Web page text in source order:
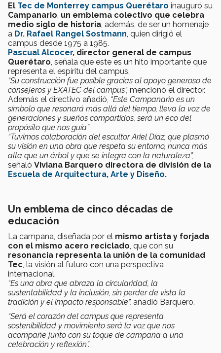
El Tec de Monterrey campus Querétaro inauguró su
Campanario un emblema colectivo que celebra
medio siglo de historia , además, de ser un homenaje
a Dr. Rafael Rangel Sostmann , quien dirigió el
campus desde 1975 a 1985.
Pascual Alcocer, director general de campus
Querétaro , señala que este es un hito importante que
representa el espíritu del campus.
“Su construcción fue posible gracias al apoyo generoso de
consejeros y EXATEC del campus”, mencionó el director.
Además el directivo añadió, “Este Campanario es un
símbolo que resonará más allá del tiempo, lleva la voz de
generaciones y sueños compartidos, será un eco del
propósito que nos guía”
“Tuvimos colaboración del escultor Ariel Díaz, que plasmó
su visión en una obra que respeta su entorno, nunca más
alta que un árbol y que se integra con la naturaleza”,
señaló Viviana Barquero directora de división de la
Escuela de Arquitectura, Arte y Diseño.
Un emblema de cinco décadas de
educación
La campana, diseñada por el mismo artista y forjada
con el mismo acero reciclado , que con su
resonancia representa la unión de la comunidad
Tec , la visión al futuro con una perspectiva
internacional.
“Es una obra que abraza la circularidad, la
sustentabilidad y la inclusión, sin perder de vista la
tradición y el impacto responsable”, añadió Barquero.
“Será el corazón del campus que representa
sostenibilidad y movimiento será la voz que nos
acompañe junto con su toque de campana a una
celebración y reflexión”.